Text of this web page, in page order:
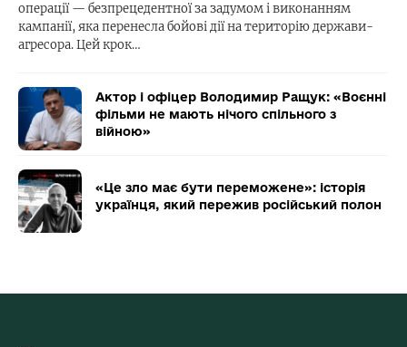
операції — безпрецедентної за задумом і виконанням
кампанії, яка перенесла бойові дії на територію держави-
агресора. Цей крок…
Актор і офіцер Володимир Ращук: «Воєнні
фільми не мають нічого спільного з
війною»
«Це зло має бути переможене»: історія
українця, який пережив російський полон